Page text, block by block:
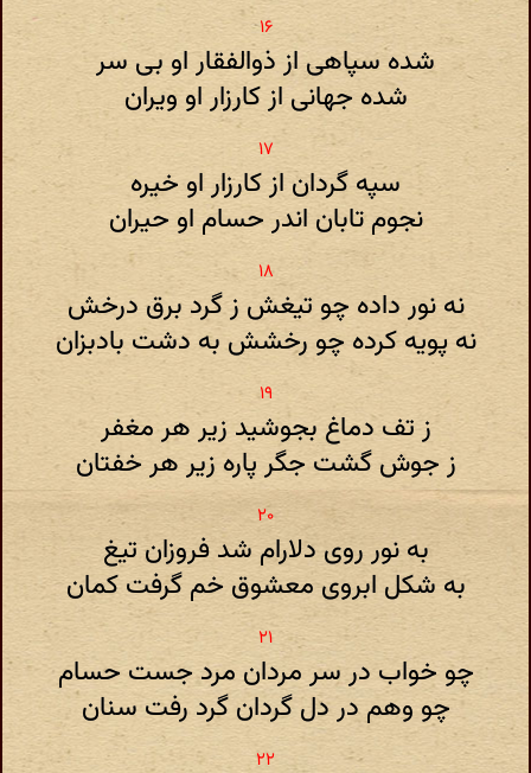
شده سپاهی از ذوالفقار او بی سر
شده جهانی از کارزار او ویران
سپه گردان از کارزار او خیره
نجوم تابان اندر حسام او حیران
نه نور داده چو تیغش ز گرد برق درخش
نه پویه کرده چو رخشش به دشت بادبزان
ز تف دماغ بجوشید زیر هر مغفر
ز جوش گشت جگر پاره زیر هر خفتان
به نور روی دلارام شد فروزان تیغ
به شکل ابروی معشوق خم گرفت کمان
چو خواب در سر مردان مرد جست حسام
چو وهم در دل گردان گرد رفت سنان